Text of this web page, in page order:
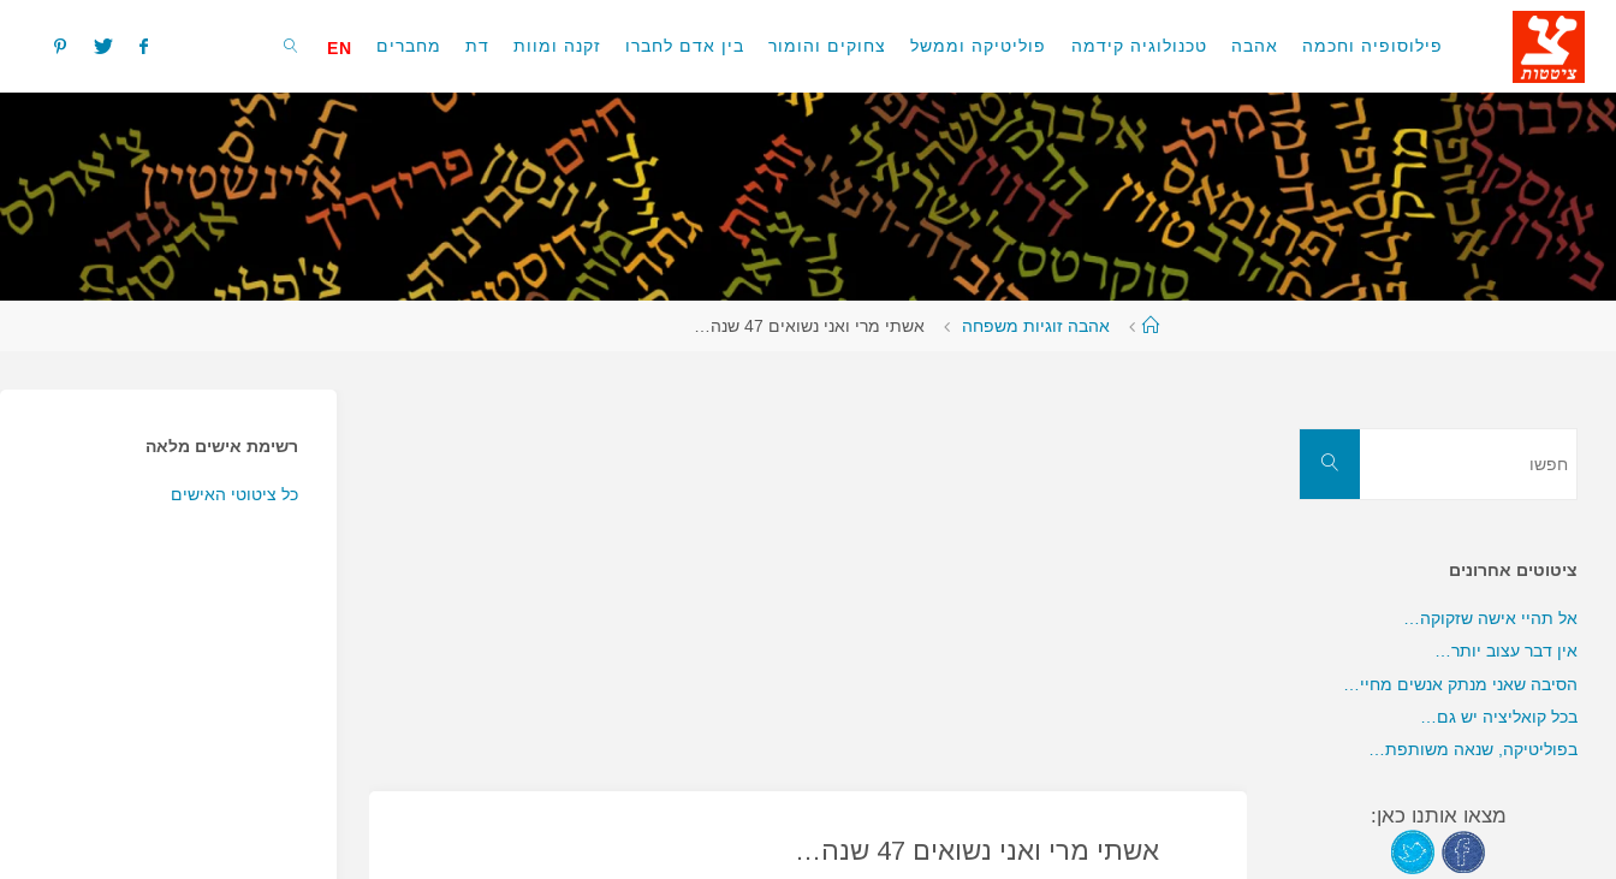
דלגו
פילוסופיה וחכמה אהבה טכנולוגיה קידמה פוליטיקה וממשל צחוקים והומור בין אדם לחברו זקנה ומוות דת מחברים EN
עמודאהבה זוגיות משפחה אשתי מרי ואני נשואים 47 שנה…
אשתי מרי ואני נשואים 47 שנה…
רשימת אישים מלאה
כל ציטוטי האישים
חפשו
ציטוטים אחרונים
אל תהיי אישה שזקוקה…
אין דבר עצוב יותר…
הסיבה שאני מנתק אנשים מחיי…
בכל קואליציה יש גם…
בפוליטיקה, שנאה משותפת…
מצאו אותנו כאן: